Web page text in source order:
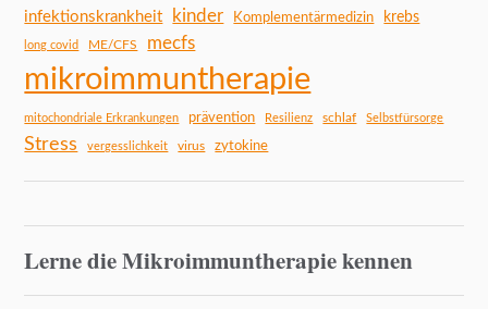
infektionskrankheit kinder Komplementärmedizin krebs
long covid ME/CFS mecfs
mikroimmuntherapie
mitochondriale Erkrankungen prävention Resilienz schlaf Selbstfürsorge
Stress vergesslichkeit virus zytokine
Lerne die Mikroimmuntherapie kennen